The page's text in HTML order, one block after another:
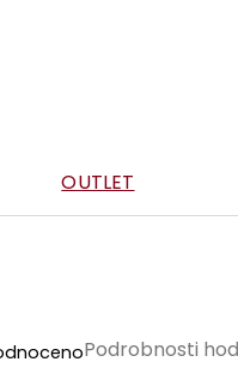
OUTLET
Podrobnosti